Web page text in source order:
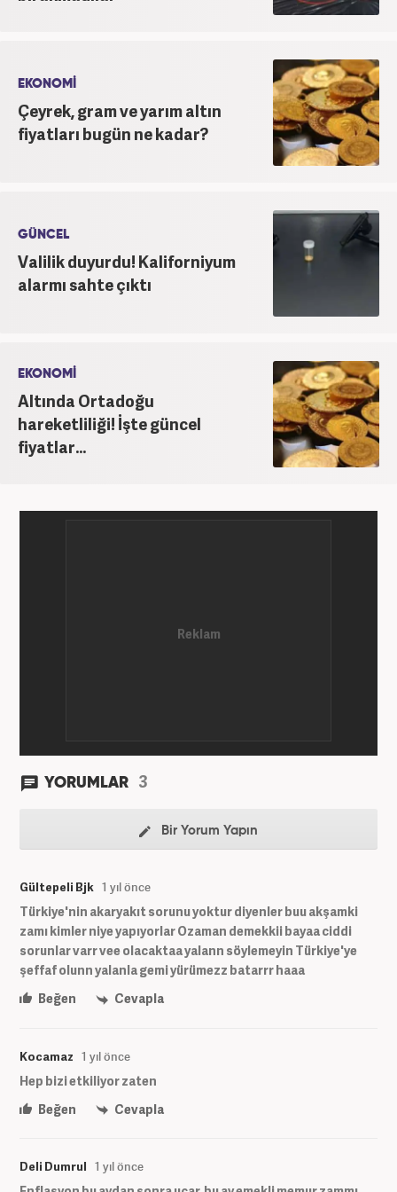
EKONOMİ
Çeyrek, gram ve yarım altın
fiyatları bugün ne kadar?
GÜNCEL
Valilik duyurdu! Kaliforniyum
alarmı sahte çıktı
EKONOMİ
Altında Ortadoğu
hareketliliği! İşte güncel
fiyatlar...
YORUMLAR 3
Bir Yorum Yapın
Gültepeli Bjk 1 yıl önce
Türkiye'nin akaryakıt sorunu yoktur diyenler buu akşamki
zamı kimler niye yapıyorlar Ozaman demekkii bayaa ciddi
sorunlar varr vee olacaktaa yalann söylemeyin Türkiye'ye
şeffaf olunn yalanla gemi yürümezz batarrr haaa
Beğen
Cevapla
Kocamaz 1 yıl önce
Hep bizi etkiliyor zaten
Beğen
Cevapla
Deli Dumrul 1 yıl önce